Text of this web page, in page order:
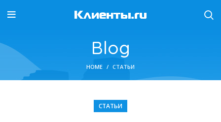
Blog
HOME СТАТЬИ
СТАТЬИ